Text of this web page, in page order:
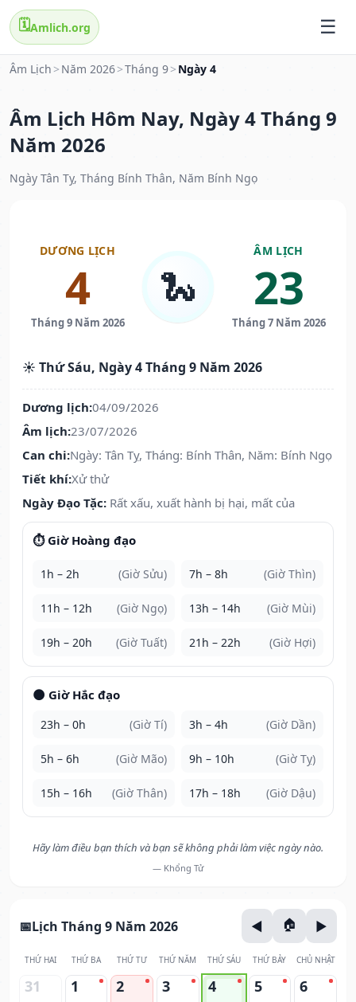
🗓️Amlich.org
Âm Lịch > Năm 2026>Tháng 9> Ngày 4
Âm Lịch Hôm Nay, Ngày 4 Tháng 9
Năm 2026
Ngày Tân Tỵ, Tháng Bính Thân, Năm Bính Ngọ
DƯƠNG LỊCH
4
Tháng 9 Năm 2026
🐍
ÂM LỊCH
23
Tháng 7 Năm 2026
☀️ Thứ Sáu, Ngày 4 Tháng 9 Năm 2026
Dương lịch:04/09/2026
Âm lịch:23/07/2026
Can chi:Ngày: Tân Tỵ, Tháng: Bính Thân, Năm: Bính Ngọ
Tiết khí:Xử thử
Ngày Đạo Tặc: Rất xấu, xuất hành bị hại, mất của
⏱️ Giờ Hoàng đạo
1h – 2h (Giờ Sửu) 7h – 8h (Giờ Thìn)
11h – 12h (Giờ Ngọ) 13h – 14h (Giờ Mùi)
19h – 20h (Giờ Tuất) 21h – 22h (Giờ Hợi)
🌑 Giờ Hắc đạo
23h – 0h (Giờ Tí) 3h – 4h (Giờ Dần)
5h – 6h (Giờ Mão) 9h – 10h (Giờ Tỵ)
15h – 16h (Giờ Thân) 17h – 18h (Giờ Dậu)
Hãy làm điều bạn thích và bạn sẽ không phải làm việc ngày nào.
— Khổng Tử
Lịch Tháng 9 Năm 2026
THỨ HAI THỨ BA THỨ TƯ THỨ NĂM THỨ SÁU THỨ BẢY CHỦ NHẬT
31 1 2 3 4 5 6